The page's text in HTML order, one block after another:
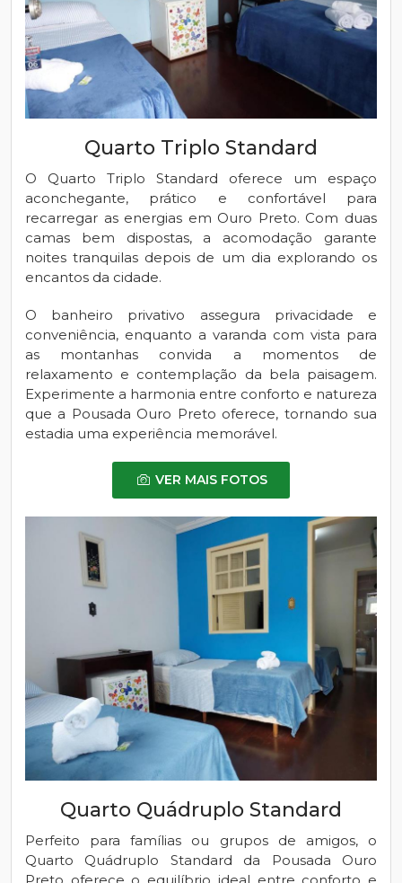
Quarto Triplo Standard
O Quarto Triplo Standard oferece um espaço
aconchegante, prático e confortável para
recarregar as energias em Ouro Preto. Com duas
camas bem dispostas, a acomodação garante
noites tranquilas depois de um dia explorando os
encantos da cidade.
O banheiro privativo assegura privacidade e
conveniência, enquanto a varanda com vista para
as montanhas convida a momentos de
relaxamento e contemplação da bela paisagem.
Experimente a harmonia entre conforto e natureza
que a Pousada Ouro Preto oferece, tornando sua
estadia uma experiência memorável.
VER MAIS FOTOS
Quarto Quádruplo Standard
Perfeito para famílias ou grupos de amigos, o
Quarto Quádruplo Standard da Pousada Ouro